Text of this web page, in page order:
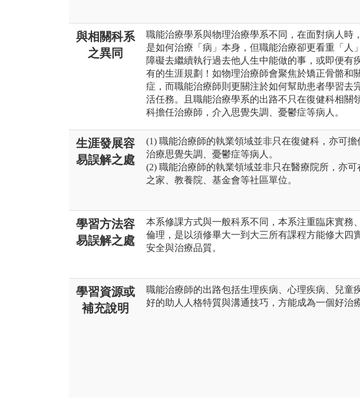
與相關科系
之異同
職能治療學系與物理治療學系不同，在面對病人時
是如何治療「病」本身，但職能治療卻更看重「人
障礙去繼續執行過去他人生中能做的事，或即便有
有的生涯規劃！如物理治療師會聚焦於矯正骨骼和
症，而職能治療師則更關注於如何幫助患者學習去
活任務。且職能治療學系的出路不只在復健科相關
科擔任治療師，介入思覺失調、憂鬱症等病人。
生涯發展容
易誤解之處
(1) 職能治療師的執業領域並非只在復健科，亦可擔
治療思覺失調、憂鬱症等病人。
(2) 職能治療師的執業領域並非只在醫療院所，亦
之家、教養院、基金會等社區單位。
學習方法容
易誤解之處
本系修課方式與一般科系不同，本系注重臨床實務
倫理，是以須修畢大一到大三所有課程方能修大四
安全與治療品質。
學習資源或
補充說明
職能治療師的出路包括生理疾病、心理疾病、兒童
好的助人人格特質與溝通技巧，方能成為一個好治